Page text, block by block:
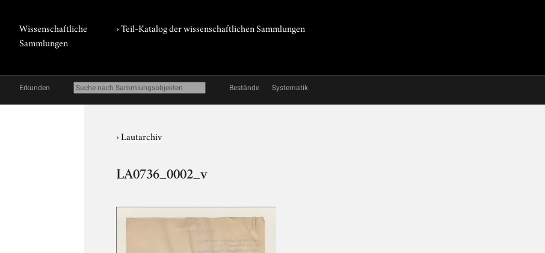
Wissenschaftliche
Sammlungen
› Teil-Katalog der wissenschaftlichen Sammlungen
Erkunden Bestände Systematik
›Lautarchiv
LA0736_0002_v